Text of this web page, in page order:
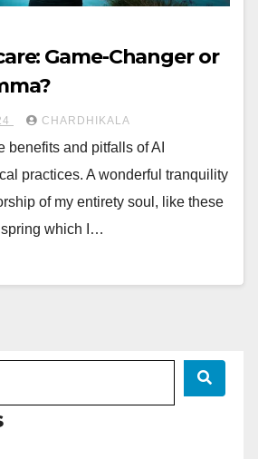
Game-Changer or
CHARDHIKALA
benefits and pitfalls of AI
practices. A wonderful tranquility
of my entirety soul, like these
which I…